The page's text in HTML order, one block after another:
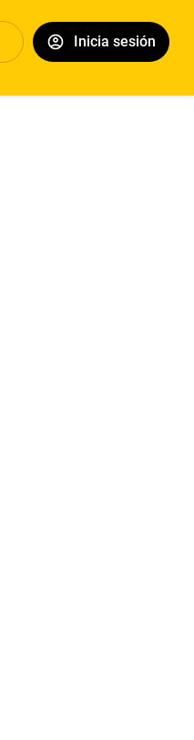
Inicia sesión